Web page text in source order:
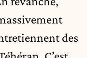
des